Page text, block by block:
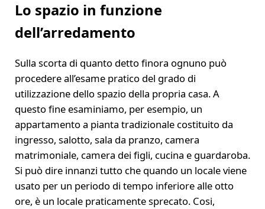
Lo spazio in funzione
dell’arredamento
Sulla scorta di quanto detto finora ognuno può
procedere all’esame pratico del grado di
utilizzazione dello spazio della propria casa. A
questo fine esaminiamo, per esempio, un
appartamento a pianta tradizionale costituito da
ingresso, salotto, sala da pranzo, camera
matrimoniale, camera dei figli, cucina e guardaroba.
Si può dire innanzi tutto che quando un locale viene
usato per un periodo di tempo inferiore alle otto
ore, è un locale praticamente sprecato. Cosi,